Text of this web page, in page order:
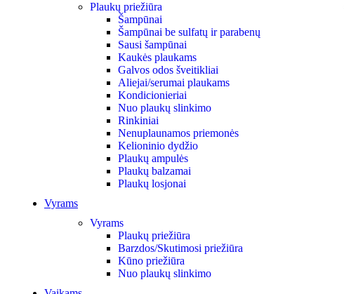
Plaukų priežiūra
Šampūnai
Šampūnai be sulfatų ir parabenų
Sausi šampūnai
Kaukės plaukams
Galvos odos šveitikliai
Aliejai/serumai plaukams
Kondicionieriai
Nuo plaukų slinkimo
Rinkiniai
Nenuplaunamos priemonės
Kelioninio dydžio
Plaukų ampulės
Plaukų balzamai
Plaukų losjonai
Vyrams
Vyrams
Plaukų priežiūra
Barzdos/Skutimosi priežiūra
Kūno priežiūra
Nuo plaukų slinkimo